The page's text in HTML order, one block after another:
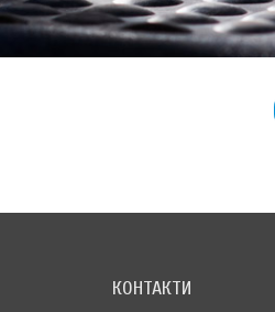
КОНТАКТИ